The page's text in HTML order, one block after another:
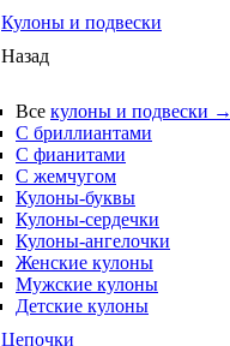
Кулоны и подвески
Назад
Все кулоны и подвески →
С бриллиантами
С фианитами
С жемчугом
Кулоны-буквы
Кулоны-сердечки
Кулоны-ангелочки
Женские кулоны
Мужские кулоны
Детские кулоны
Цепочки